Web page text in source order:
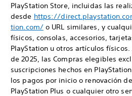
PlayStation Store, incluidas las
desde https://
tion.com/o URL similares, y
físicos, consolas, accesorios,
PlayStation u otros artículos
de 2025, las Compras elegibles
suscripciones hechos en
los pagos por inicio o renovación
PlayStation Plus o cualquier otro